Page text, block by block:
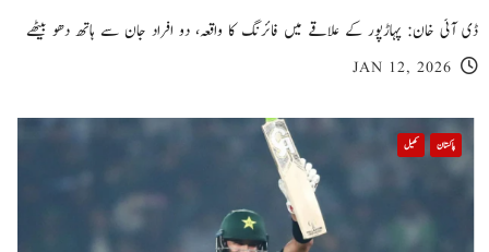
ڈی آئی خان: پہاڑپور کے علاقے میں فائرنگ کا واقعہ، دو افراد جان سے ہاتھ دھو بیٹھے
JAN 12, 2026
پاکستان کھیل